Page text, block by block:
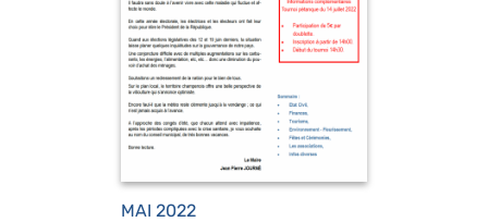
MAI 2022